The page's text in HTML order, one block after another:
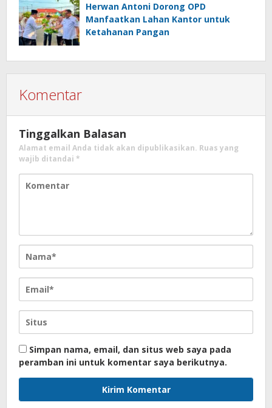
Herwan Antoni Dorong OPD
Manfaatkan Lahan Kantor untuk
Ketahanan Pangan
Komentar
Tinggalkan Balasan
Alamat email Anda tidak akan dipublikasikan. Ruas yang
wajib ditandai *
Simpan nama, email, dan situs web saya pada
peramban ini untuk komentar saya berikutnya.